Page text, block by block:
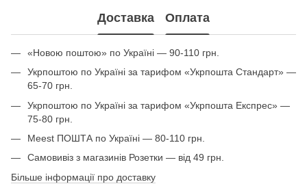
Доставка Оплата
«Новою поштою» по Україні — 90-110 грн.
Укрпоштою по Україні за тарифом «Укрпошта Стандарт» —
65-70 грн.
Укрпоштою по Україні за тарифом «Укрпошта Експрес» —
75-80 грн.
Meest ПОШТА по Україні — 80-110 грн.
Самовивіз з магазинів Розетки — від 49 грн.
Більше інформації про доставку